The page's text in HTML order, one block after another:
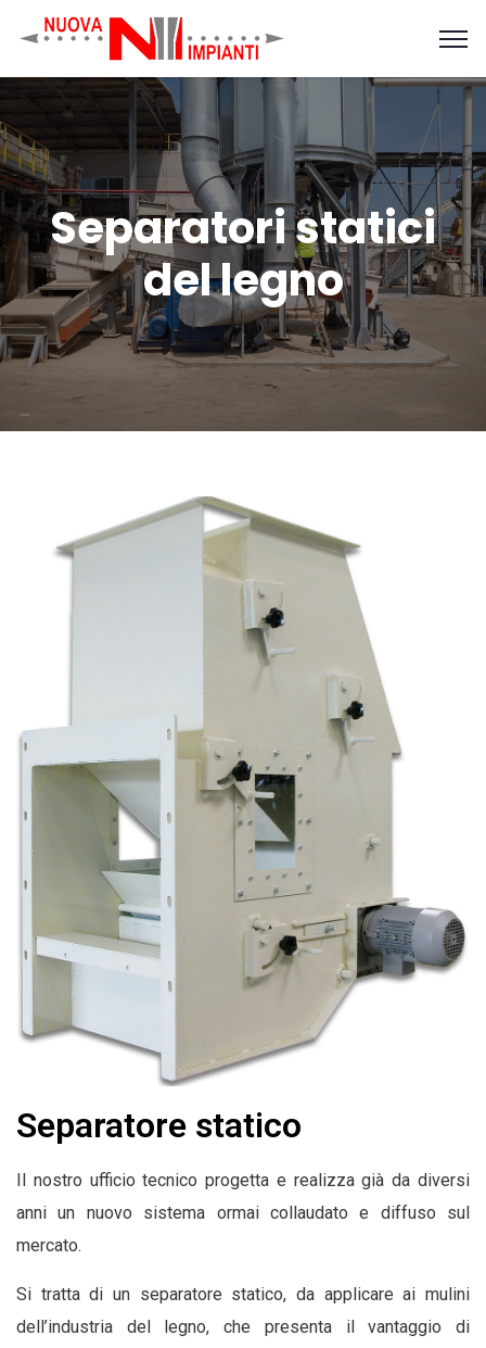
Separatori statici
del legno
Separatore statico
Il nostro ufficio tecnico progetta e realizza già da diversi
anni un nuovo sistema ormai collaudato e diffuso sul
mercato.
Si tratta di un separatore statico, da applicare ai mulini
dell’industria del legno, che presenta il vantaggio di